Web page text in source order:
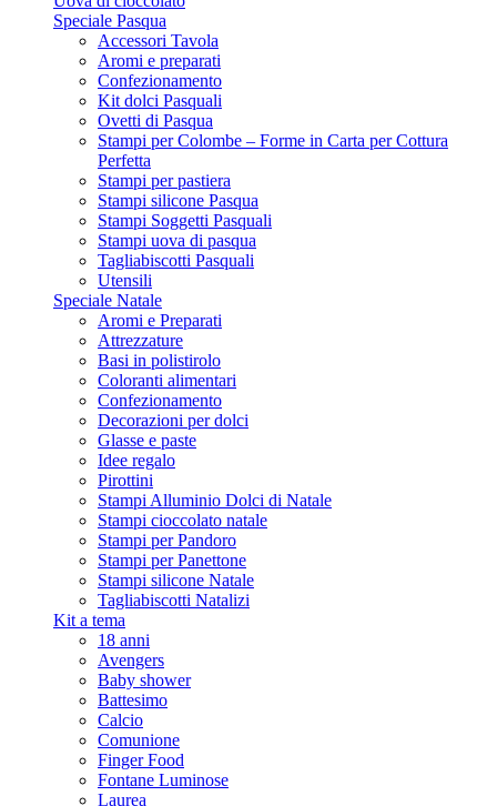
Speciale Pasqua
Accessori Tavola
Aromi e preparati
Confezionamento
Kit dolci Pasquali
Ovetti di Pasqua
Stampi per Colombe – Forme in Carta per Cottura
Perfetta
Stampi per pastiera
Stampi silicone Pasqua
Stampi Soggetti Pasquali
Stampi uova di pasqua
Tagliabiscotti Pasquali
Utensili
Speciale Natale
Aromi e Preparati
Attrezzature
Basi in polistirolo
Coloranti alimentari
Confezionamento
Decorazioni per dolci
Glasse e paste
Idee regalo
Pirottini
Stampi Alluminio Dolci di Natale
Stampi cioccolato natale
Stampi per Pandoro
Stampi per Panettone
Stampi silicone Natale
Tagliabiscotti Natalizi
Kit a tema
18 anni
Avengers
Baby shower
Battesimo
Calcio
Comunione
Finger Food
Fontane Luminose
Laurea